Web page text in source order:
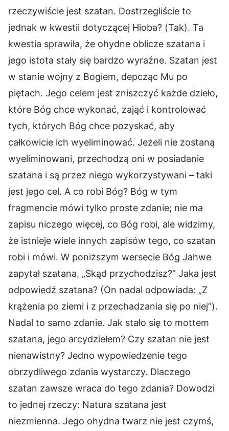
rzeczywiście jest szatan. Dostrzegliście to
jednak w kwestii dotyczącej Hioba? (Tak). Ta
kwestia sprawiła, że ohydne oblicze szatana i
jego istota stały się bardzo wyraźne. Szatan jest
w stanie wojny z Bogiem, depcząc Mu po
piętach. Jego celem jest zniszczyć każde dzieło,
które Bóg chce wykonać, zająć i kontrolować
tych, których Bóg chce pozyskać, aby
całkowicie ich wyeliminować. Jeżeli nie zostaną
wyeliminowani, przechodzą oni w posiadanie
szatana i są przez niego wykorzystywani – taki
jest jego cel. A co robi Bóg? Bóg w tym
fragmencie mówi tylko proste zdanie; nie ma
zapisu niczego więcej, co Bóg robi, ale widzimy,
że istnieje wiele innych zapisów tego, co szatan
robi i mówi. W poniższym wersecie Bóg Jahwe
zapytał szatana, „Skąd przychodzisz?” Jaka jest
odpowiedź szatana? (On nadal odpowiada: „Z
krążenia po ziemi i z przechadzania się po niej”).
Nadal to samo zdanie. Jak stało się to mottem
szatana, jego arcydziełem? Czy szatan nie jest
nienawistny? Jedno wypowiedzenie tego
obrzydliwego zdania wystarczy. Dlaczego
szatan zawsze wraca do tego zdania? Dowodzi
to jednej rzeczy: Natura szatana jest
niezmienna. Jego ohydna twarz nie jest czymś,